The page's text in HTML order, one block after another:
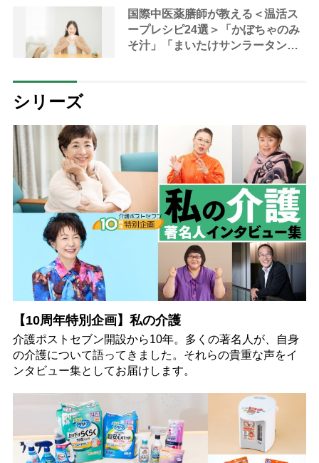
国際中医薬膳師が教える＜温活ス
ープレシピ24選＞「かぼちゃのみ
そ汁」「まいたけサンラータン」
シリーズ
【10周年特別企画】私の介護
介護ポストセブン開設から10年。多くの著名人が、自身
の介護について語ってきました。それらの貴重な声をイ
ンタビュー集としてお届けします。